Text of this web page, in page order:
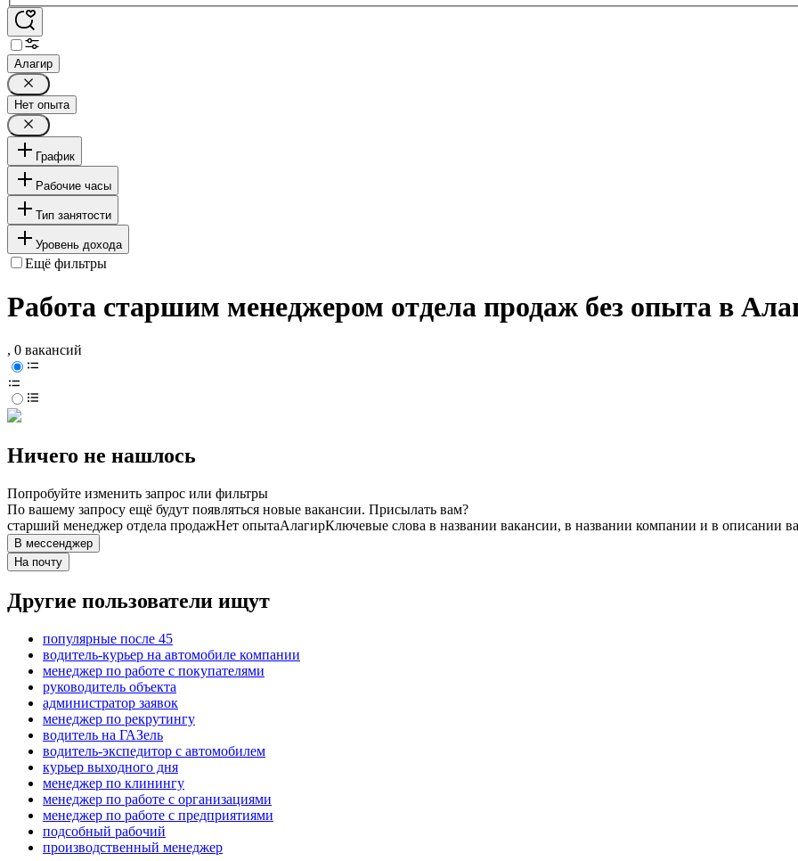
Алагир
Нет опыта
График
Рабочие часы
Тип занятости
Уровень дохода
Ещё фильтры
Работа старшим менеджером отдела продаж без опыта в
, 0 вакансий
Ничего не нашлось
Попробуйте изменить запрос или фильтры
По вашему запросу ещё будут появляться новые вакансии. Присылать вам?
старший менеджер отдела продажНет опытаАлагирКлючевые слова в названии вакансии, в названии компании и в описании
В мессенджер
На почту
Другие пользователи ищут
популярные после 45
водитель-курьер на автомобиле компании
менеджер по работе с покупателями
руководитель объекта
администратор заявок
менеджер по рекрутингу
водитель на ГАЗель
водитель-экспедитор с автомобилем
курьер выходного дня
менеджер по клинингу
менеджер по работе с организациями
менеджер по работе с предприятиями
подсобный рабочий
производственный менеджер